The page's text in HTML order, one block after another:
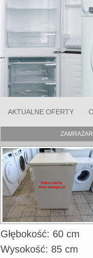
AKTUALNE OFERTY
Głębokość: 60 cm
Wysokość: 85 cm